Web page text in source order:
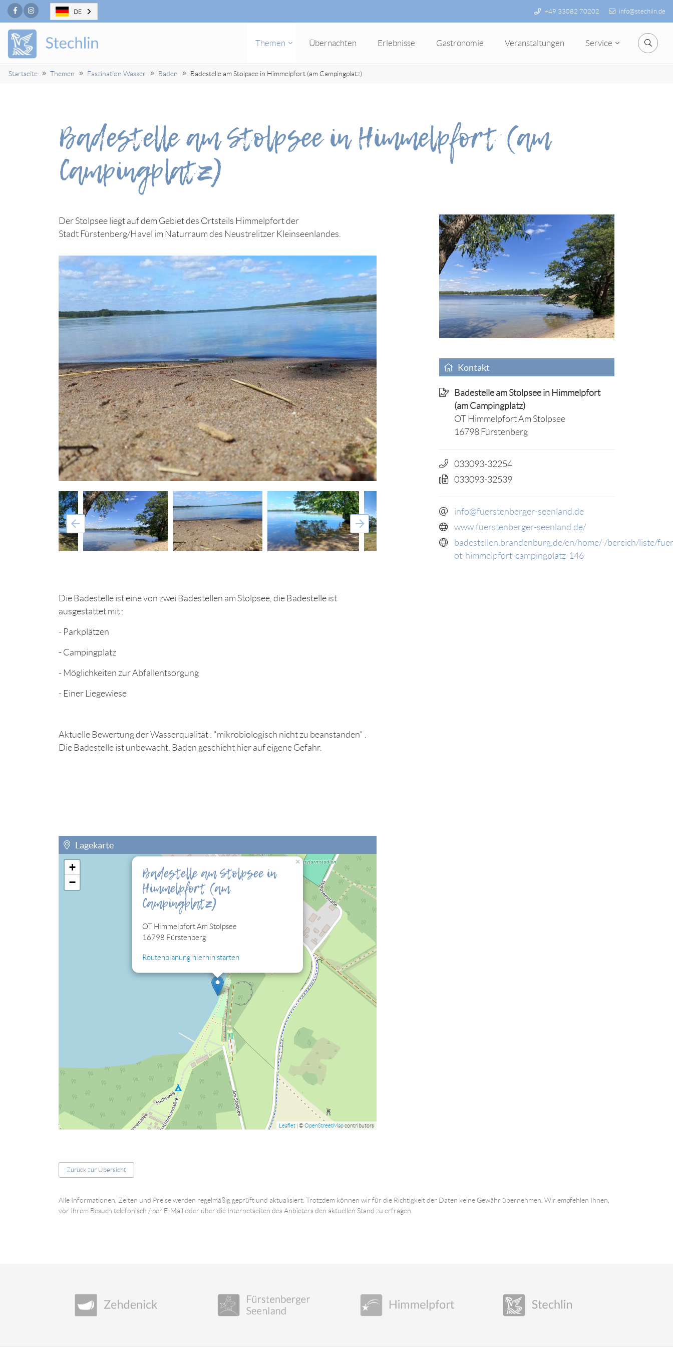
FacebookInstagram +49 33082 70202 info@stechlin.de
Themen Übernachten Erlebnisse Gastronomie Veranstaltungen Service Suche
Startseite Themen Faszination Wasser Baden Badestelle am Stolpsee in Himmelpfort (am Campingplatz)
Badestelle am Stolpsee in Himmelpfort (am
Campingplatz)
Der Stolpsee liegt auf dem Gebiet des Ortsteils Himmelpfort der
Stadt Fürstenberg/Havel im Naturraum des Neustrelitzer Kleinseenlandes.
Die Badestelle ist eine von zwei Badestellen am Stolpsee, die Badestelle ist
ausgestattet mit :
- Parkplätzen
- Campingplatz
- Möglichkeiten zur Abfallentsorgung
- Einer Liegewiese
Aktuelle Bewertung der Wasserqualität : "mikrobiologisch nicht zu beanstanden" .
Die Badestelle ist unbewacht. Baden geschieht hier auf eigene Gefahr.
Lagekarte
Sie müssen die Cookies der Kategorie "Personalisierung" zulassen, damit Sie die hier
eingebettete Lagekarte sehen können.Badestelle am Stolpsee in
Himmelpfort (am
Campingplatz)
OT Himmelpfort Am Stolpsee
16798 Fürstenberg
Routenplanung hierhin starten
×
+
−
Leaflet | ©OpenStreetMapcontributors
Kontakt
Badestelle am Stolpsee in Himmelpfort
(am Campingplatz)
OT Himmelpfort Am Stolpsee
16798 Fürstenberg
033093-32254
033093-32539
info@fuerstenberger-seenland.de
www.fuerstenberger-seenland.de/
badestellen.brandenburg.de/en/home/-/bereich/liste/
ot-himmelpfort-campingplatz-146
Zurück zur Übersicht
Alle Informationen, Zeiten und Preise werden regelmäßig geprüft und aktualisiert. Trotzdem können wir für die Richtigkeit der Daten keine Gewähr übernehmen. Wir empfehlen Ihnen,
vor Ihrem Besuch telefonisch / per E-Mail oder über die Internetseiten des Anbieters den aktuellen Stand zu erfragen.
DE